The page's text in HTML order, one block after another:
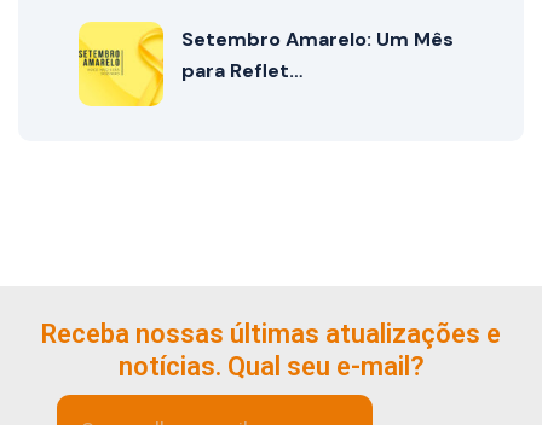
Setembro Amarelo: Um Mês
para Reflet…
Receba nossas últimas atualizações e
notícias. Qual seu e-mail?